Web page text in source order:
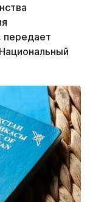
передает